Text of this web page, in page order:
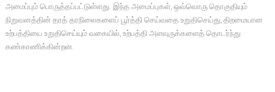
அமைப்பும் பொருத்தப்பட்டுள்ளது. இந்த அமைப்புகள், ஒவ்வொரு தொகுதியும்
நிறுவனத்தின் தரத் தரநிலைகளைப் பூர்த்தி செய்வதை உறுதிசெய்து, திறமையான
உற்பத்தியை உறுதிசெய்யும் வகையில், உற்பத்தி அளவுருக்களைத் தொடர்ந்து
கண்காணிக்கின்றன.